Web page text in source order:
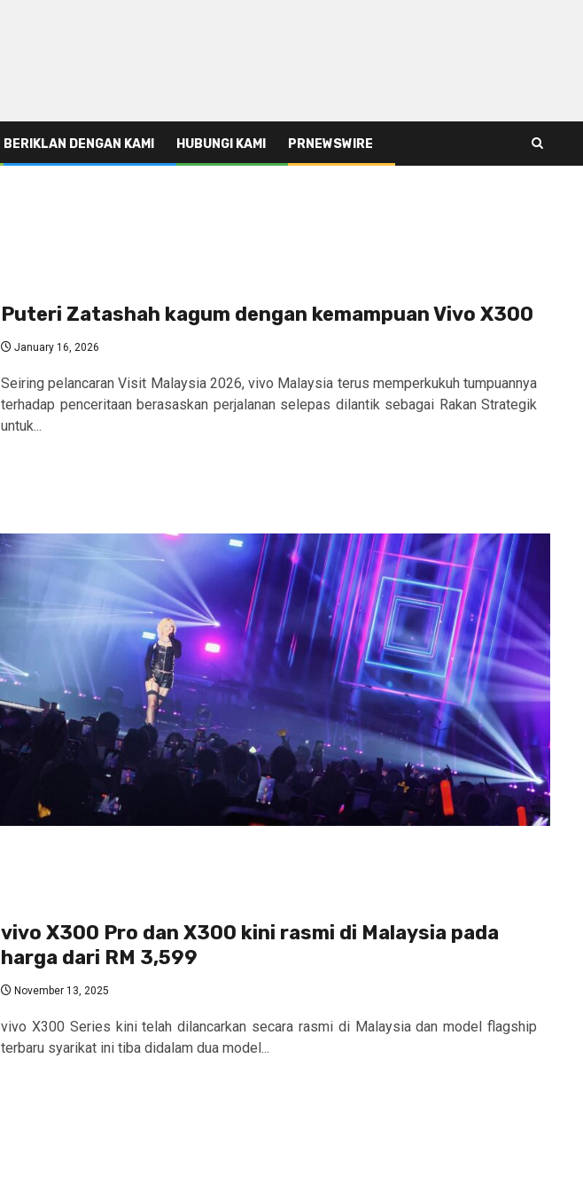
BERIKLAN DENGAN KAMI HUBUNGI KAMI PRNEWSWIRE
Puteri Zatashah kagum dengan kemampuan Vivo X300
January 16, 2026
Seiring pelancaran Visit Malaysia 2026, vivo Malaysia terus memperkukuh tumpuannya
terhadap penceritaan berasaskan perjalanan selepas dilantik sebagai Rakan Strategik
untuk...
vivo X300 Pro dan X300 kini rasmi di Malaysia pada
harga dari RM 3,599
November 13, 2025
vivo X300 Series kini telah dilancarkan secara rasmi di Malaysia dan model flagship
terbaru syarikat ini tiba didalam dua model...